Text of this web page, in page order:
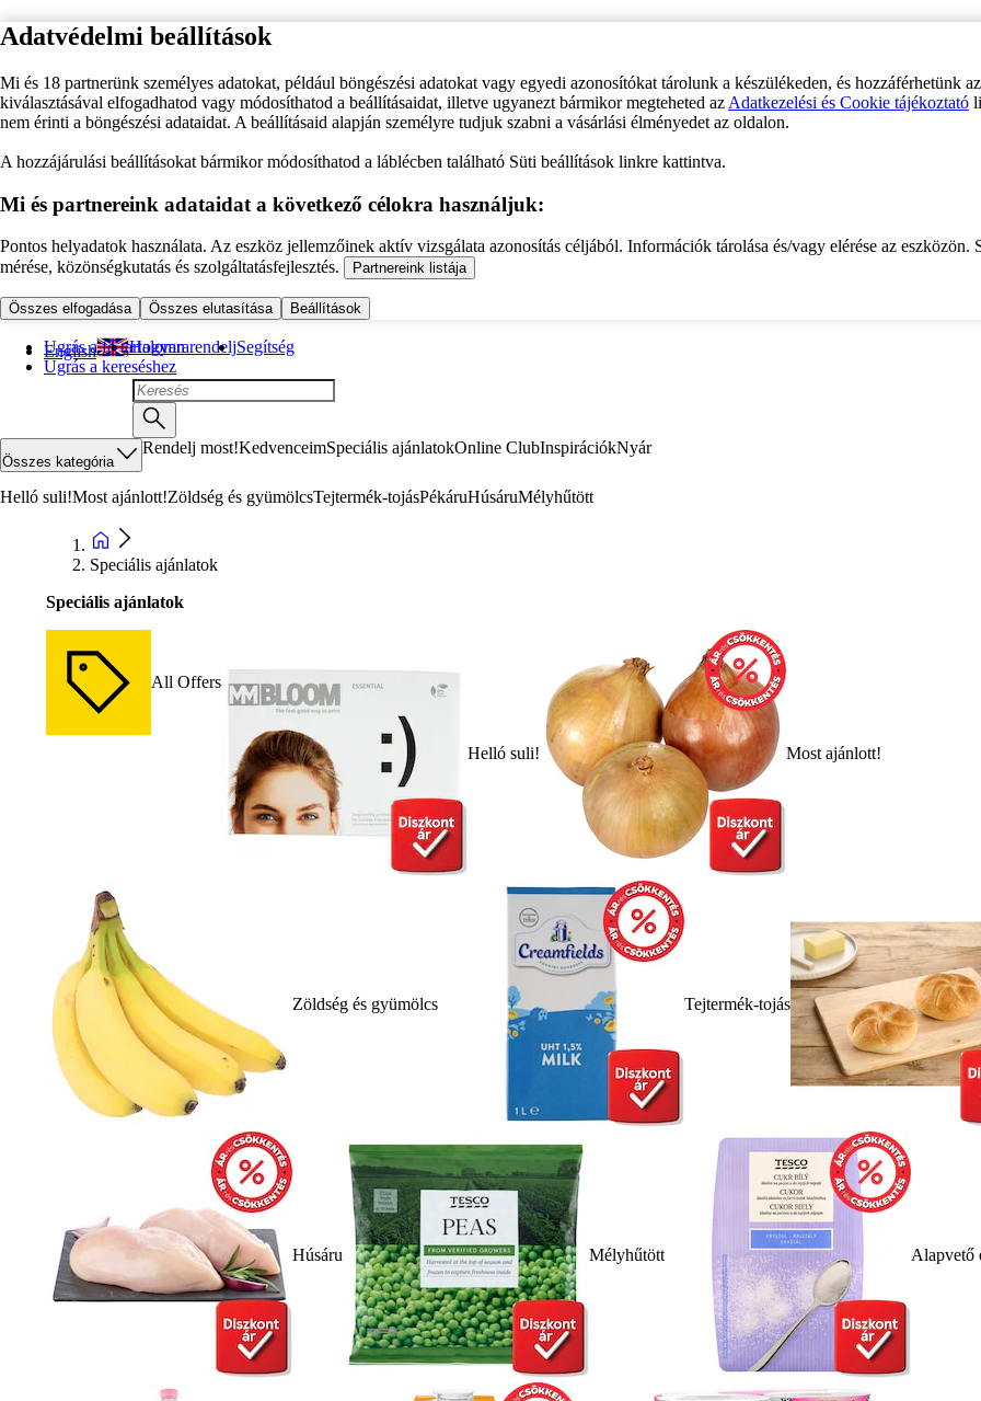
Adatvédelmi beállítások
Mi és 18 partnerünk személyes adatokat, például böngészési adatokat vagy egyedi azonosítókat tárolunk a készülékeden, és hozzáférhetünk
kiválasztásával elfogadhatod vagy módosíthatod a beállításaidat, illetve ugyanezt bármikor megteheted az Adatkezelési és Cookie tájékoztató
nem érinti a böngészési adataidat. A beállításaid alapján személyre tudjuk szabni a vásárlási élményedet az oldalon.
A hozzájárulási beállításokat bármikor módosíthatod a láblécben található Süti beállítások linkre kattintva.
Mi és partnereink adataidat a következő célokra használjuk:
Pontos helyadatok használata. Az eszköz jellemzőinek aktív vizsgálata azonosítás céljából. Információk tárolása és/vagy elérése az eszközön.
mérése, közönségkutatás és szolgáltatásfejlesztés.
Partnereink listája
Összes elfogadása Összes elutasítása Beállítások
Ugrás a fő tartalomra
Ugrás a kereséshez
English Hogyan rendeljSegítség
Összes kategória
Rendelj most!KedvenceimSpeciális ajánlatokOnline ClubInspirációkNyár
Helló suli!Most ajánlott!Zöldség és gyümölcsTejtermék-tojásPékáruHúsáruMélyhűtött
Speciális ajánlatok
Speciális ajánlatok
All Offers
Helló suli! Most ajánlott!
Zöldség és gyümölcs Tejtermék-tojás
Húsáru Mélyhűtött Alapvető